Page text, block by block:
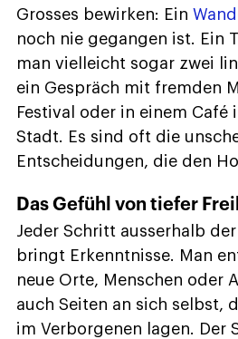
Grosses bewirken: Ein
noch nie gegangen ist. Ein
man vielleicht sogar zwei
ein Gespräch mit fremden
Festival oder in einem Café
Stadt. Es sind oft die
Entscheidungen, die den
Das Gefühl von tiefer
Jeder Schritt ausserhalb
bringt Erkenntnisse. Man
neue Orte, Menschen oder
auch Seiten an sich selbst,
im Verborgenen lagen. Der